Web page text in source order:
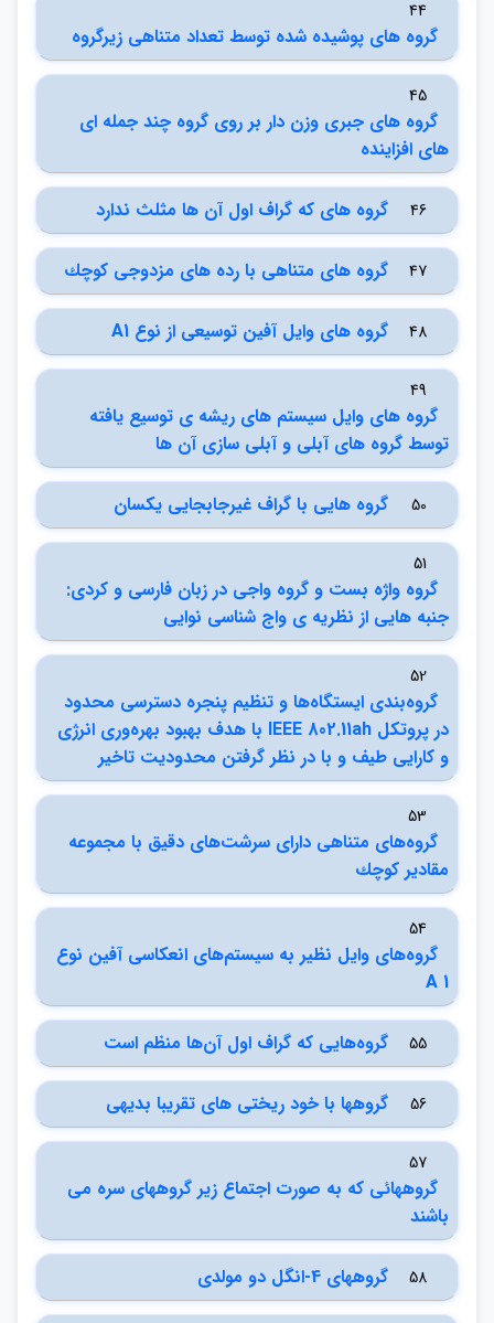
44
گروه هاي پوشيده شده توسط تعداد متناهي زيرگروه
45
گروه هاي جبري وزن دار بر روي گروه چند جمله اي
هاي افزاينده
46 گروه هاي كه گراف اول آن ها مثلث ندارد
47 گروه هاي متناهي با رده هاي مزدوجي كوچك
48 گروه هاي وايل آفين توسيعي از نوع A1
49
گروه هاي وايل سيستم هاي ريشه ي توسيع يافته
توسط گروه هاي آبلي و آبلي سازي آن ها
50 گروه هايي با گراف غيرجابجايي يكسان
51
گروه واژه بست و گروه واجي در زبان فارسي و كردي:
جنبه هايي از نظريه ي واج شناسي نوايي
52
گروه‌بندي ايستگاه‌ها و تنظيم پنجره دسترسي محدود
در پروتكل IEEE 802.11ah با هدف بهبود بهره‌وري انرژي
و كارايي طيف و با در نظر گرفتن محدوديت تاخير
53
گروه‌هاي متناهي داراي سرشت‌‌هاي دقيق با مجموعه
مقادير كوچك
54
گروه‌هاي وايل نظير به سيستم‌هاي انعكاسي آفين نوع
A 1
55 گروه‌هايي كه گراف اول آن‌ها منظم است
56 گروهها با خود ريختي هاي تقريبا بديهي
57
گروههائي كه به صورت اجتماع زير گروههاي سره مي
باشند
58 گروههاي 4-انگل دو مولدي